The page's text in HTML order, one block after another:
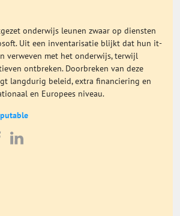
onderwijs leunen zwaar op diensten
Uit een inventarisatie blijkt dat hun it-
verweven met het onderwijs, terwijl
ontbreken. Doorbreken van deze
langdurig beleid, extra financiering en
en Europees niveau.